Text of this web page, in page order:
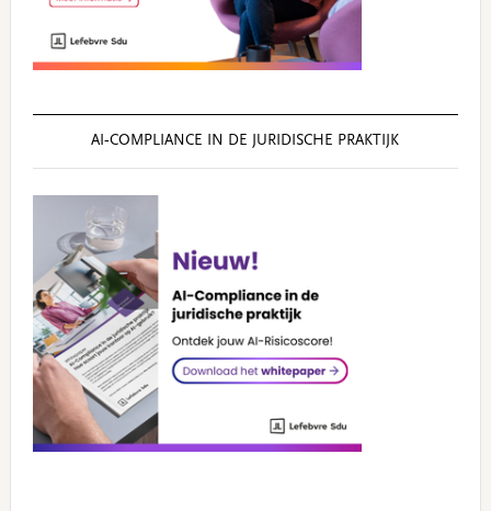
AI‑COMPLIANCE IN DE JURIDISCHE PRAKTIJK